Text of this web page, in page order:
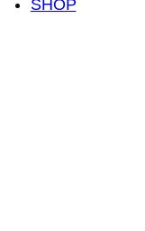
SHOP